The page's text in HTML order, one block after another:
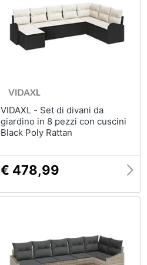
Scrivania
Sedie ufficio
Scrivania ufficio
Complementi e decorazioni
Sveglia
Carta da parati
Lavanderia
Portabiancheria
VIDAXL - Set di divani da
giardino in 8 pezzi con cuscini
Black Poly Rattan
€ 478,99